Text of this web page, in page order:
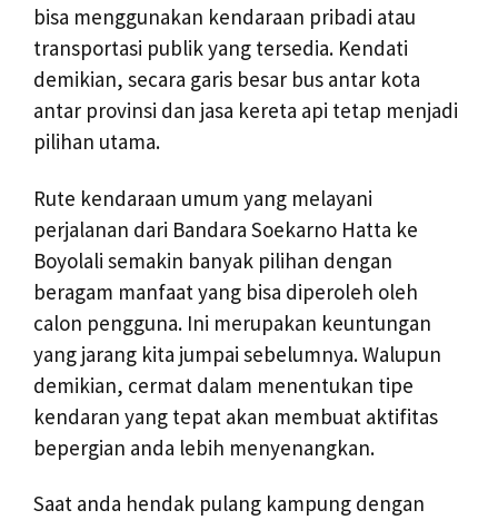
bisa menggunakan kendaraan pribadi atau
transportasi publik yang tersedia. Kendati
demikian, secara garis besar bus antar kota
antar provinsi dan jasa kereta api tetap menjadi
pilihan utama.
Rute kendaraan umum yang melayani
perjalanan dari Bandara Soekarno Hatta ke
Boyolali semakin banyak pilihan dengan
beragam manfaat yang bisa diperoleh oleh
calon pengguna. Ini merupakan keuntungan
yang jarang kita jumpai sebelumnya. Walupun
demikian, cermat dalam menentukan tipe
kendaran yang tepat akan membuat aktifitas
bepergian anda lebih menyenangkan.
Saat anda hendak pulang kampung dengan